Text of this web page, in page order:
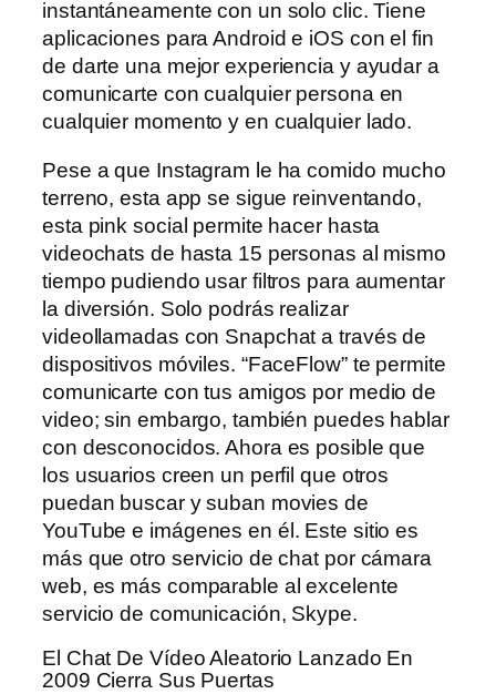
instantáneamente con un solo clic. Tiene
aplicaciones para Android e iOS con el fin
de darte una mejor experiencia y ayudar a
comunicarte con cualquier persona en
cualquier momento y en cualquier lado.
Pese a que Instagram le ha comido mucho
terreno, esta app se sigue reinventando,
esta pink social permite hacer hasta
videochats de hasta 15 personas al mismo
tiempo pudiendo usar filtros para aumentar
la diversión. Solo podrás realizar
videollamadas con Snapchat a través de
dispositivos móviles. “FaceFlow” te permite
comunicarte con tus amigos por medio de
video; sin embargo, también puedes hablar
con desconocidos. Ahora es posible que
los usuarios creen un perfil que otros
puedan buscar y suban movies de
YouTube e imágenes en él. Este sitio es
más que otro servicio de chat por cámara
web, es más comparable al excelente
servicio de comunicación, Skype.
El Chat De Vídeo Aleatorio Lanzado En
2009 Cierra Sus Puertas